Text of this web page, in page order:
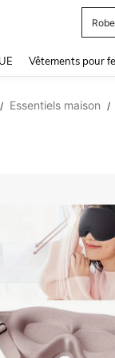
Vêtements pour
/ Essentiels maison /